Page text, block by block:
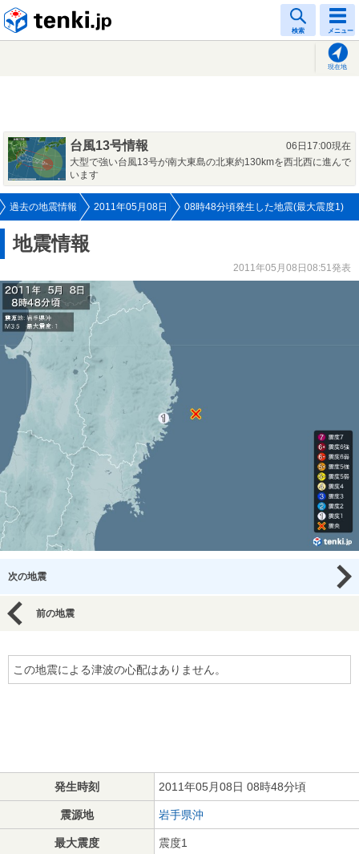
検索 メニュー
現在地
台風13号情報
06日17:00現在
大型で強い台風13号が南大東島の北東約130kmを西北西に進んで
います
過去の地震情報 2011年05月08日 08時48分頃発生した地震(最大震度1)
地震情報
2011年05月08日08:51発表
次の地震
前の地震
この地震による津波の心配はありません。
発生時刻 2011年05月08日 08時48分頃
震源地 岩手県沖
最大震度 震度1